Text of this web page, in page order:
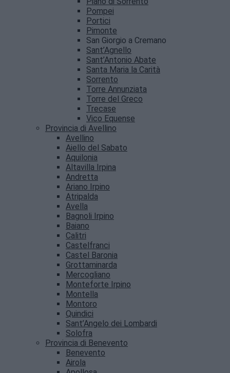
Pompei
Portici
Pimonte
San Giorgio a Cremano
Sant’Agnello
Sant’Antonio Abate
Santa Maria la Carità
Sorrento
Torre Annunziata
Torre del Greco
Trecase
Vico Equense
Provincia di Avellino
Avellino
Aiello del Sabato
Aquilonia
Altavilla Irpina
Andretta
Ariano Irpino
Atripalda
Avella
Bagnoli Irpino
Baiano
Calitri
Castelfranci
Castel Baronia
Grottaminarda
Mercogliano
Monteforte Irpino
Montella
Montoro
Quindici
Sant’Angelo dei Lombardi
Solofra
Provincia di Benevento
Benevento
Airola